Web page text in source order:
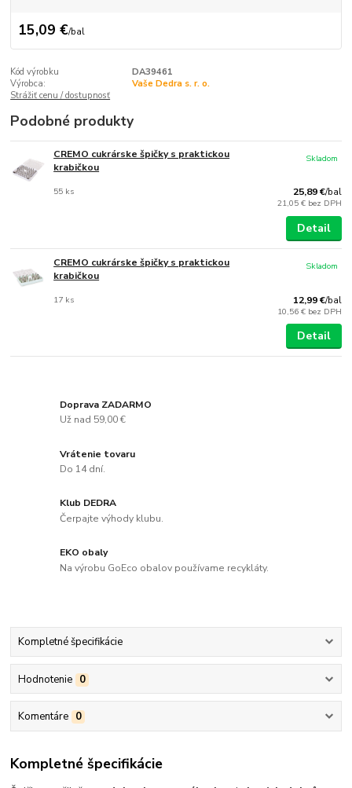
15,09 €/bal
Kód výrobku
DA39461
Výrobca:
Vaše Dedra s. r. o.
Strážiť cenu / dostupnosť
Podobné produkty
CREMO cukrárske špičky s praktickou
krabičkou
55 ks 25,89 €/bal
21,05 € bez DPH
Skladom
Detail
CREMO cukrárske špičky s praktickou
krabičkou
17 ks 12,99 €/bal
10,56 € bez DPH
Skladom
Detail
Doprava ZADARMO
Už nad 59,00 €
Vrátenie tovaru
Do 14 dní.
Klub DEDRA
Čerpajte výhody klubu.
EKO obaly
Na výrobu GoEco obalov používame recykláty.
Kompletné špecifikácie
Hodnotenie 0
Komentáre 0
Kompletné špecifikácie